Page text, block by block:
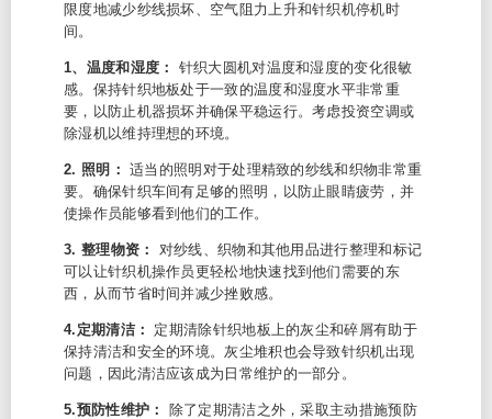
限度地减少纱线损坏、空气阻力上升和针织机停机时
间。
1、温度和湿度： 针织大圆机对温度和湿度的变化很敏
感。保持针织地板处于一致的温度和湿度水平非常重
要，以防止机器损坏并确保平稳运行。考虑投资空调或
除湿机以维持理想的环境。
2. 照明： 适当的照明对于处理精致的纱线和织物非常重
要。确保针织车间有足够的照明，以防止眼睛疲劳，并
使操作员能够看到他们的工作。
3. 整理物资：
对纱线、织物和其他用品进行整理和标记
可以让针织机操作员更轻松地快速找到他们需要的东
西，从而节省时间并减少挫败感。
4.定期清洁：
定期清除针织地板上的灰尘和碎屑有助于
保持清洁和安全的环境。灰尘堆积也会导致针织机出现
问题，因此清洁应该成为日常维护的一部分。
5.预防性维护： 除了定期清洁之外，采取主动措施预防